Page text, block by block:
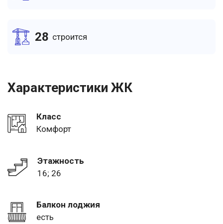
28 cтроится
Характеристики ЖК
Класс
Комфорт
Этажность
16; 26
Балкон лоджия
есть